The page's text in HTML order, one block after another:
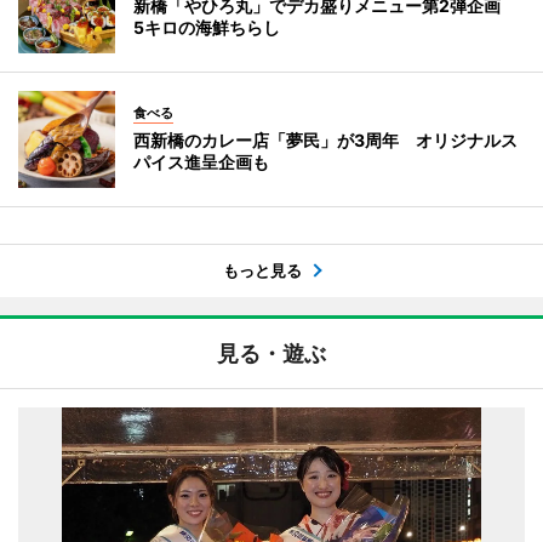
新橋「やひろ丸」でデカ盛りメニュー第2弾企画
5キロの海鮮ちらし
食べる
西新橋のカレー店「夢民」が3周年 オリジナルス
パイス進呈企画も
もっと見る
見る・遊ぶ